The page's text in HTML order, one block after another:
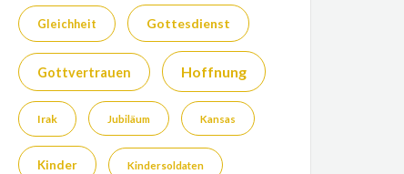
Gleichheit Gottesdienst
Gottvertrauen Hoffnung
Irak Jubiläum Kansas
Kinder Kindersoldaten